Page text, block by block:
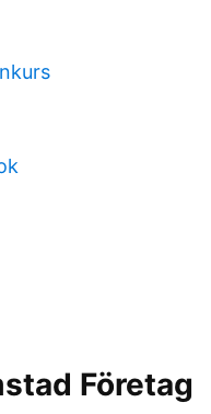
Företag